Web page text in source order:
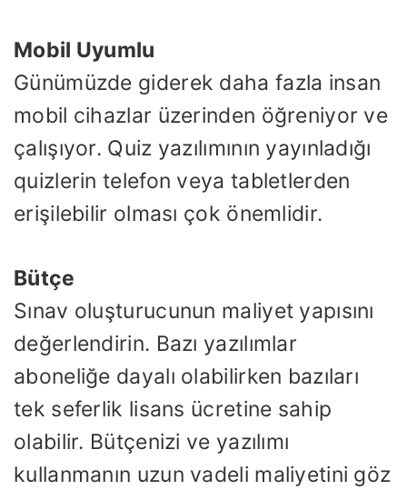
Mobil Uyumlu
Günümüzde giderek daha fazla insan
mobil cihazlar üzerinden öğreniyor ve
çalışıyor. Quiz yazılımının yayınladığı
quizlerin telefon veya tabletlerden
erişilebilir olması çok önemlidir.
Bütçe
Sınav oluşturucunun maliyet yapısını
değerlendirin. Bazı yazılımlar
aboneliğe dayalı olabilirken bazıları
tek seferlik lisans ücretine sahip
olabilir. Bütçenizi ve yazılımı
kullanmanın uzun vadeli maliyetini göz